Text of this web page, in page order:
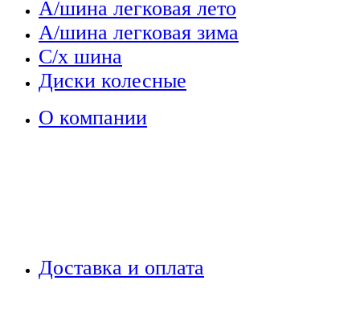
А/шина легковая лето
А/шина легковая зима
С/х шина
Диски колесные
О компании
Доставка и оплата